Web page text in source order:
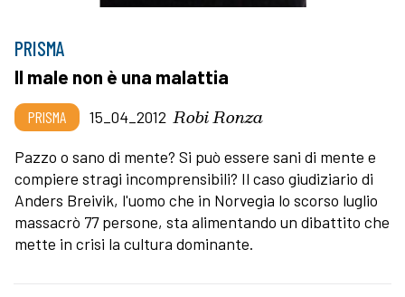
PRISMA
Il male non è una malattia
PRISMA 15_04_2012 Robi Ronza
Pazzo o sano di mente? Si può essere sani di mente e
compiere stragi incomprensibili? Il caso giudiziario di
Anders Breivik, l'uomo che in Norvegia lo scorso luglio
massacrò 77 persone, sta alimentando un dibattito che
mette in crisi la cultura dominante.